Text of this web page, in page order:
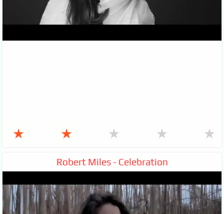
★ ★ ★ ★ ★
Robert Miles - Celebration